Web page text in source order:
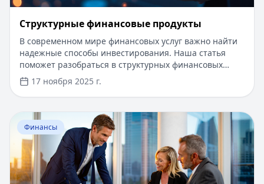
Структурные финансовые продукты
В современном мире финансовых услуг важно найти
надежные способы инвестирования. Наша статья
поможет разобраться в структурных финансовых
продуктах и их особенностях. Получите быстрый
онлайн-доступ к кредитам от 3 000 до 100 000 рублей
на срок до 24 месяцев, с возможностью оформления
первого займа под 0% и без справок о доходах.
Одобрение за 15 минут, деньги на карту моментально.
Узнайте больше о выгодных условиях кредитования и
инвестирования прямо сейчас.
17 ноября 2025 г.
Перейти к статье:Валютный расчетный счет – что
Финансы